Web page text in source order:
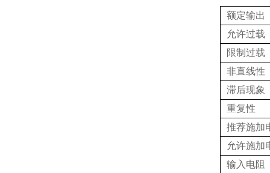
额定输出
允许过载
限制过载
非直线性
滞后现象
重复性
推荐施加
允许施加
输入电阻